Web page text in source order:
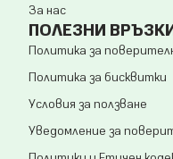
За нас
ПОЛЕЗНИ
Политика за
Политика за бисквитки
Условия за ползване
Уведомление за